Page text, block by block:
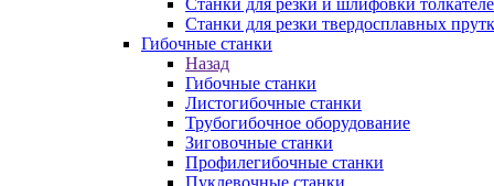
Станки для резки и шлифовки
Станки для резки твердосплавных
Гибочные станки
Назад
Гибочные станки
Листогибочные станки
Трубогибочное оборудование
Зиговочные станки
Профилегибочные станки
Пуклевочные станки